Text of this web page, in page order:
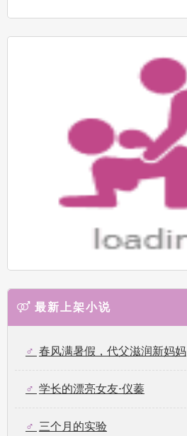
最新上架小说
春风满暑假，代父滋润新妈妈
学长的漂亮女友-仪蓁
三个月的实验